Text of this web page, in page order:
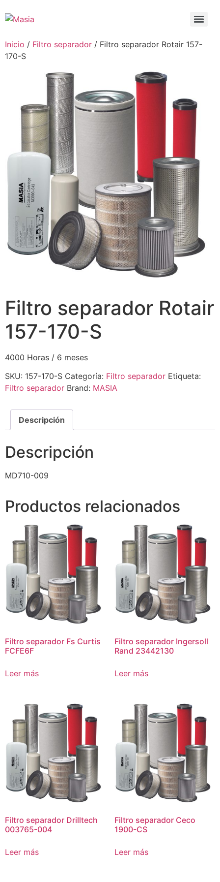
Inicio / Filtro separador / Filtro separador Rotair 157-
170-S
Filtro separador Rotair
157-170-S
4000 Horas / 6 meses
SKU: 157-170-S Categoría: Filtro separador Etiqueta:
Filtro separador Brand: MASIA
Descripción
Descripción
MD710-009
Productos relacionados
Filtro separador Fs Curtis
FCFE6F
Leer más
Filtro separador Ingersoll
Rand 23442130
Leer más
Filtro separador Drilltech
003765-004
Leer más
Filtro separador Ceco
1900-CS
Leer más